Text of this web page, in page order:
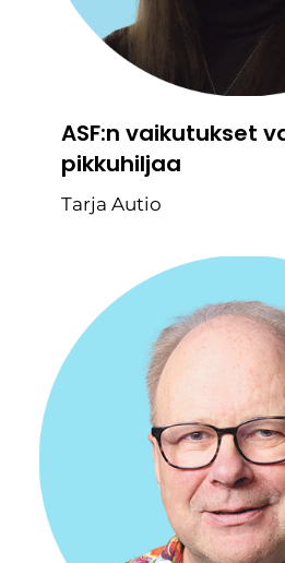
ASF:n vaikutukset
pikkuhiljaa
Tarja Autio